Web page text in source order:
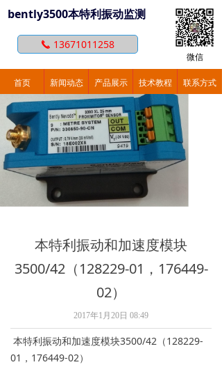
bently3500本特利振动监测
微信
首页 新闻动态 产品展示 技术教程 联系方式
끅 13671011258
本特利振动和加速度模块
3500/42（128229-01，176449-
02）
本特利振动和加速度模块3500/42（128229-
01，176449-02）
2017年1月20日 08:49